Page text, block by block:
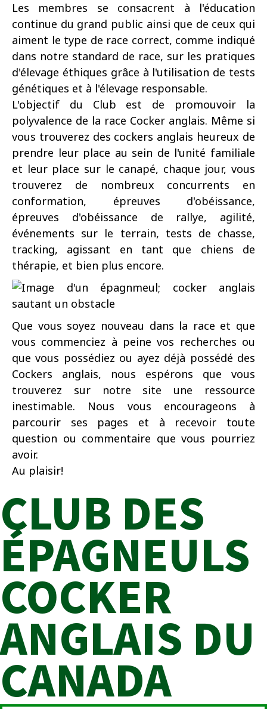
Les membres se consacrent à l'éducation
continue du grand public ainsi que de ceux qui
aiment le type de race correct, comme indiqué
dans notre standard de race, sur les pratiques
d'élevage éthiques grâce à l'utilisation de tests
génétiques et à l'élevage responsable.
L'objectif du Club est de promouvoir la
polyvalence de la race Cocker anglais. Même si
vous trouverez des cockers anglais heureux de
prendre leur place au sein de l'unité familiale
et leur place sur le canapé, chaque jour, vous
trouverez de nombreux concurrents en
conformation, épreuves d'obéissance,
épreuves d'obéissance de rallye, agilité,
événements sur le terrain, tests de chasse,
tracking, agissant en tant que chiens de
thérapie, et bien plus encore.
Que vous soyez nouveau dans la race et que
vous commenciez à peine vos recherches ou
que vous possédiez ou ayez déjà possédé des
Cockers anglais, nous espérons que vous
trouverez sur notre site une ressource
inestimable. Nous vous encourageons à
parcourir ses pages et à recevoir toute
question ou commentaire que vous pourriez
avoir.
Au plaisir!
CLUB DES
ÉPAGNEULS
COCKER
ANGLAIS DU
CANADA